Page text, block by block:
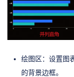
绘图区：设置图
的背景边框。